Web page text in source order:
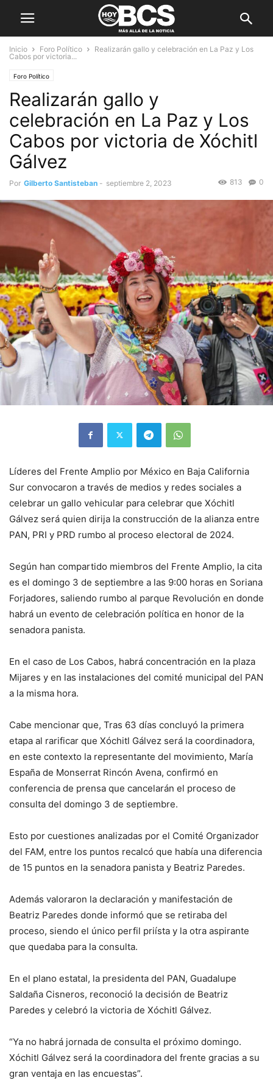
Inicio Foro Político
Realizarán gallo y celebración en La Paz y Los
Cabos por victoria...
Foro Político
Realizarán gallo y
celebración en La Paz y Los
Cabos por victoria de Xóchitl
Gálvez
Por Gilberto Santisteban - septiembre 2, 2023 0
813
Líderes del Frente Amplio por México en Baja California
Sur convocaron a través de medios y redes sociales a
celebrar un gallo vehicular para celebrar que Xóchitl
Gálvez será quien dirija la construcción de la alianza entre
PAN, PRI y PRD rumbo al proceso electoral de 2024.
Según han compartido miembros del Frente Amplio, la cita
es el domingo 3 de septiembre a las 9:00 horas en Soriana
Forjadores, saliendo rumbo al parque Revolución en donde
habrá un evento de celebración política en honor de la
senadora panista.
En el caso de Los Cabos, habrá concentración en la plaza
Mijares y en las instalaciones del comité municipal del PAN
a la misma hora.
Cabe mencionar que, Tras 63 días concluyó la primera
etapa al rarificar que Xóchitl Gálvez será la coordinadora,
en este contexto la representante del movimiento, María
España de Monserrat Rincón Avena, confirmó en
conferencia de prensa que cancelarán el proceso de
consulta del domingo 3 de septiembre.
Esto por cuestiones analizadas por el Comité Organizador
del FAM, entre los puntos recalcó que había una diferencia
de 15 puntos en la senadora panista y Beatriz Paredes.
Además valoraron la declaración y manifestación de
Beatriz Paredes donde informó que se retiraba del
proceso, siendo el único perfil priísta y la otra aspirante
que quedaba para la consulta.
En el plano estatal, la presidenta del PAN, Guadalupe
Saldaña Cisneros, reconoció la decisión de Beatriz
Paredes y celebró la victoria de Xóchitl Gálvez.
“Ya no habrá jornada de consulta el próximo domingo.
Xóchitl Gálvez será la coordinadora del frente gracias a su
gran ventaja en las encuestas”.